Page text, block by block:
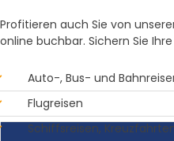
Profitieren auch Sie von
online buchbar. Sichern Sie
Auto-, Bus- und
Flugreisen
Schiffsreisen,